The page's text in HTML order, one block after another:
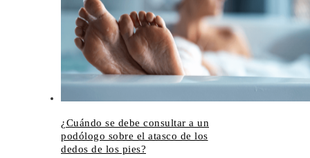
¿Cuándo se debe consultar a un
podólogo sobre el atasco de los
dedos de los pies?